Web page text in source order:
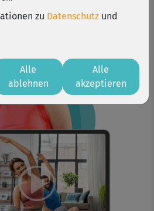
zu Datenschutz und
Alle
ablehnen
Alle
akzeptieren